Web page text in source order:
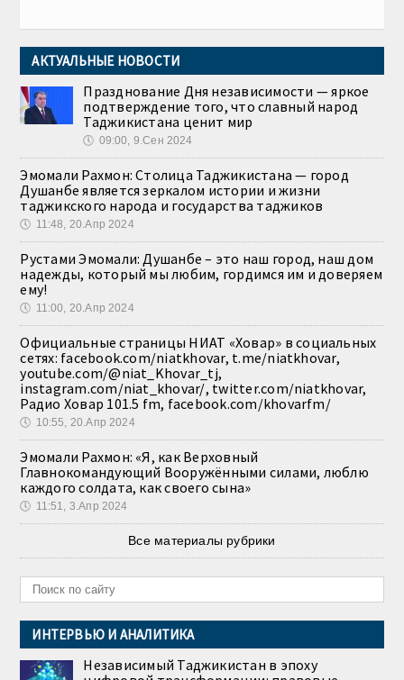
АКТУАЛЬНЫЕ НОВОСТИ
Празднование Дня независимости — яркое
подтверждение того, что славный народ
Таджикистана ценит мир
🕔 09:00, 9.Сен 2024
Эмомали Рахмон: Столица Таджикистана — город
Душанбе является зеркалом истории и жизни
таджикского народа и государства таджиков
🕔 11:48, 20.Апр 2024
Рустами Эмомали: Душанбе – это наш город, наш дом
надежды, который мы любим, гордимся им и доверяем
ему!
🕔 11:00, 20.Апр 2024
Официальные страницы НИАТ «Ховар» в социальных
сетях: facebook.com/niatkhovar, t.me/niatkhovar,
youtube.com/@niat_Khovar_tj,
instagram.com/niat_khovar/, twitter.com/niatkhovar,
Радио Ховар 101.5 fm, facebook.com/khovarfm/
🕔 10:55, 20.Апр 2024
Эмомали Рахмон: «Я, как Верховный
Главнокомандующий Вооружёнными силами, люблю
каждого солдата, как своего сына»
🕔 11:51, 3.Апр 2024
Все материалы рубрики
ИНТЕРВЬЮ И АНАЛИТИКА
Независимый Таджикистан в эпоху